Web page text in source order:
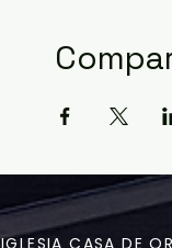
IGLESIA CASA DE